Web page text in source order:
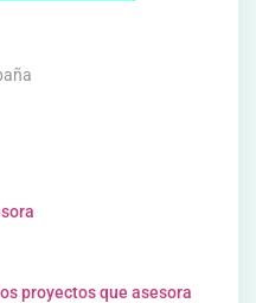
proyectos que asesora